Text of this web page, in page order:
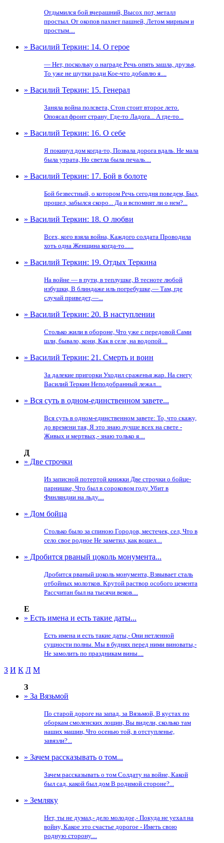
Отдымился бой вчерашний, Высох пот, металл
простыл. От окопов пахнет пашней, Летом мирным и
простым....
» Василий Теркин: 14. О герое
— Нет, поскольку о награде Речь опять зашла, друзья,
То уже не шутки ради Кое-что добавлю я....
» Василий Теркин: 15. Генерал
Заняла война полсвета, Стон стоит второе лето.
Опоясал фронт страну. Где-то Ладога... А где-то...
» Василий Теркин: 16. О себе
Я покинул дом когда-то, Позвала дорога вдаль. Не мала
была утрата, Но светла была печаль....
» Василий Теркин: 17. Бой в болоте
Бой безвестный, о котором Речь сегодня поведем, Был,
прошел, забылся скоро... Да и вспомнят ли о нем?...
» Василий Теркин: 18. О любви
Всех, кого взяла война, Каждого солдата Проводила
хоть одна Женщина когда-то......
» Василий Теркин: 19. Отдых Теркина
На войне — в пути, в теплушке, В тесноте любой
избушки, В блиндаже иль погребушке,— Там, где
случай приведет,—...
» Василий Теркин: 20. В наступлении
Столько жили в обороне, Что уже с передовой Сами
шли, бывало, кони, Как в селе, на водопой....
» Василий Теркин: 21. Смерть и воин
За далекие пригорки Уходил сраженья жар. На снегу
Василий Теркин Неподобранный лежал....
» Вся суть в одном-единственном завете...
Вся суть в одном-единственном завете: То, что скажу,
до времени тая, Я это знаю лучше всех на свете -
Живых и мертвых,- знаю только я....
Д
» Две строчки
Из записной потертой книжки Две строчки о бойце-
парнишке, Что был в сороковом году Убит в
Финляндии на льду....
» Дом бойца
Столько было за спиною Городов, местечек, сел, Что в
село свое родное Не заметил, как вошел....
» Дробится рваный цоколь монумента...
Дробится рваный цоколь монумента, Взвывает сталь
отбойных молотков. Крутой раствор особого цемента
Рассчитан был на тысячи веков....
Е
» Есть имена и есть такие даты...
Есть имена и есть такие даты,- Они нетленной
сущности полны. Мы в буднях перед ними виноваты,-
Не замолить по праздникам вины....
З И К Л М
З
» За Вязьмой
По старой дороге на запад, за Вязьмой, В кустах по
оборкам смоленских лощин, Вы видели, сколько там
наших машин, Что осенью той, в отступленье,
завязли?...
» Зачем рассказывать о том...
Зачем рассказывать о том Солдату на войне, Какой
был сад, какой был дом В родимой стороне?...
» Земляку
Нет, ты не думал,- дело молодое,- Покуда не уехал на
войну, Какое это счастье дорогое - Иметь свою
родную сторону....